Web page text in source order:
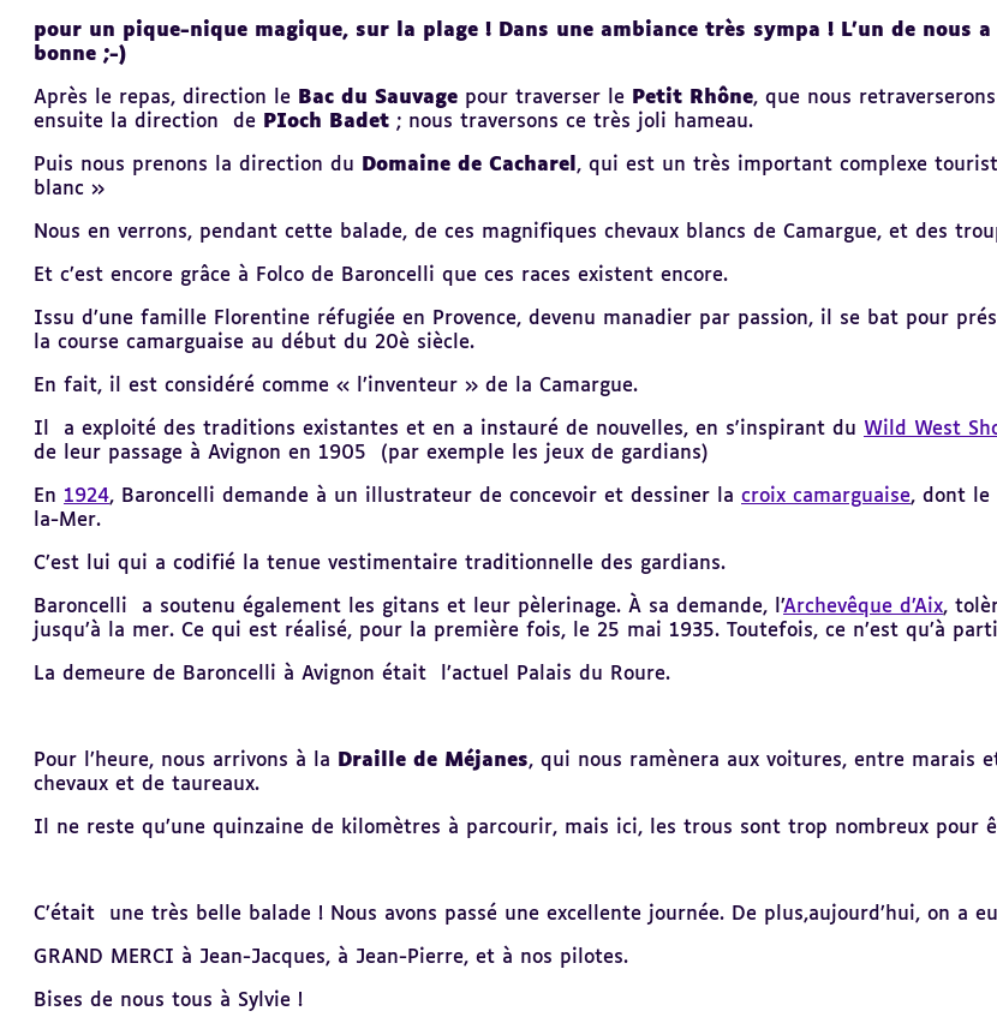
pour un pique-nique magique, sur la plage ! Dans une ambiance très sympa ! L’un de nous
bonne ;-)
Après le repas, direction le Bac du Sauvage pour traverser le Petit Rhône, que nous
ensuite la direction de PIoch Badet ; nous traversons ce très joli hameau.
Puis nous prenons la direction du Domaine de Cacharel , qui est un très important complexe
blanc »
Nous en verrons, pendant cette balade, de ces magnifiques chevaux blancs de Camargue, et des
Et c’est encore grâce à Folco de Baroncelli que ces races existent encore.
Issu d’une famille Florentine réfugiée en Provence, devenu manadier par passion, il se bat pour
la course camarguaise au début du 20è siècle.
En fait, il est considéré comme « l’inventeur » de la Camargue.
Il a exploité des traditions existantes et en a instauré de nouvelles, en s'inspirant du Wild West
de leur passage à Avignon en 1905 (par exemple les jeux de gardians)
En 1924, Baroncelli demande à un illustrateur de concevoir et dessiner la croix camarguaise, dont le
la-Mer.
C’est lui qui a codifié la tenue vestimentaire traditionnelle des gardians.
Baroncelli a soutenu également les gitans et leur pèlerinage. À sa demande, l’Archevêque d’Aix,
jusqu’à la mer. Ce qui est réalisé, pour la première fois, le 25 mai 1935. Toutefois, ce n’est qu’à
La demeure de Baroncelli à Avignon était l’actuel Palais du Roure.
Pour l’heure, nous arrivons à la Draille de Méjanes, qui nous ramènera aux voitures, entre marais
chevaux et de taureaux.
Il ne reste qu’une quinzaine de kilomètres à parcourir, mais ici, les trous sont trop nombreux pour
C’était une très belle balade ! Nous avons passé une excellente journée. De plus,aujourd’hui, on a
GRAND MERCI à Jean-Jacques, à Jean-Pierre, et à nos pilotes.
Bises de nous tous à Sylvie !